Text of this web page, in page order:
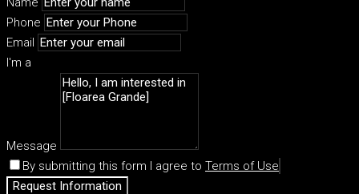
Phone
Email
I'm a
Message
By submitting this form I agree to Terms of Use
Request Information